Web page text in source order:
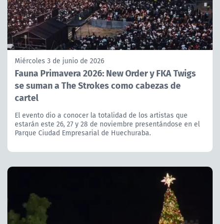
Miércoles 3 de junio de 2026
Fauna Primavera 2026: New Order y FKA Twigs
se suman a The Strokes como cabezas de
cartel
El evento dio a conocer la totalidad de los artistas que
estarán este 26, 27 y 28 de noviembre presentándose en el
Parque Ciudad Empresarial de Huechuraba.